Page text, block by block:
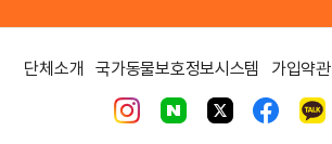
단체소개 국가동물보호정보시스템 가입약관